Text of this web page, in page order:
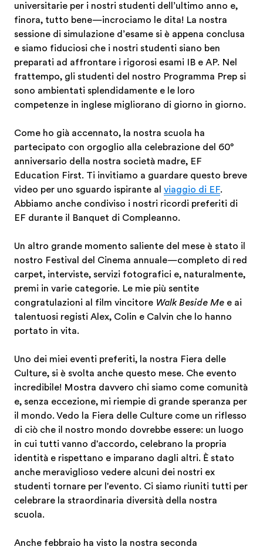
universitarie per i nostri studenti dell’ultimo anno e,
finora, tutto bene—incrociamo le dita! La nostra
sessione di simulazione d’esame si è appena conclusa
e siamo fiduciosi che i nostri studenti siano ben
preparati ad affrontare i rigorosi esami IB e AP. Nel
frattempo, gli studenti del nostro Programma Prep si
sono ambientati splendidamente e le loro
competenze in inglese migliorano di giorno in giorno.
Come ho già accennato, la nostra scuola ha
partecipato con orgoglio alla celebrazione del 60°
anniversario della nostra società madre, EF
Education First. Ti invitiamo a guardare questo breve
video per uno sguardo ispirante al viaggio di EF.
Abbiamo anche condiviso i nostri ricordi preferiti di
EF durante il Banquet di Compleanno.
Un altro grande momento saliente del mese è stato il
nostro Festival del Cinema annuale—completo di red
carpet, interviste, servizi fotografici e, naturalmente,
premi in varie categorie. Le mie più sentite
congratulazioni al film vincitore Walk Beside Me e ai
talentuosi registi Alex, Colin e Calvin che lo hanno
portato in vita.
Uno dei miei eventi preferiti, la nostra Fiera delle
Culture, si è svolta anche questo mese. Che evento
incredibile! Mostra davvero chi siamo come comunità
e, senza eccezione, mi riempie di grande speranza per
il mondo. Vedo la Fiera delle Culture come un riflesso
di ciò che il nostro mondo dovrebbe essere: un luogo
in cui tutti vanno d'accordo, celebrano la propria
identità e rispettano e imparano dagli altri. È stato
anche meraviglioso vedere alcuni dei nostri ex
studenti tornare per l'evento. Ci siamo riuniti tutti per
celebrare la straordinaria diversità della nostra
scuola.
Anche febbraio ha visto la nostra seconda